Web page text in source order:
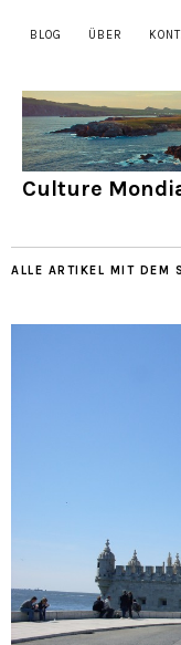
BLOG ÜBER
Culture
ALLE ARTIKEL MIT DEM